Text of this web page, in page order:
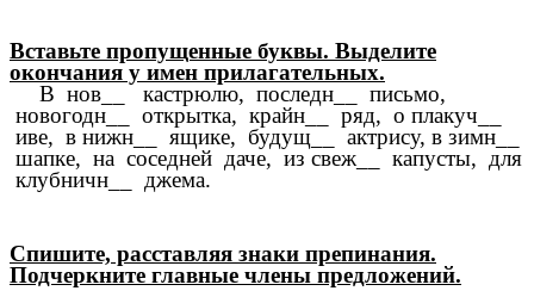
Вставьте пропущенные буквы. Выделите
окончания у имен прилагательных.
В нов__ кастрюлю, последн__ письмо,
новогодн__ открытка, крайн__ ряд, о плакуч__
иве, в нижн__ ящике, будущ__ актрису, в зимн__
шапке, на соседней даче, из свеж__ капусты, для
клубничн__ джема.
Спишите, расставляя знаки препинания.
Подчеркните главные члены предложений.